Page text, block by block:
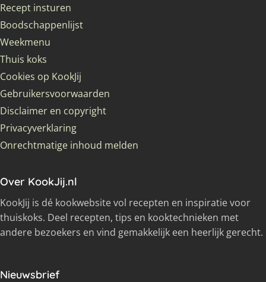
Recept insturen
Boodschappenlijst
Weekmenu
Thuis koks
Cookies op KookJij
Gebruikersvoorwaarden
Disclaimer en copyright
Privacyverklaring
Onrechtmatige inhoud melden
Over KookJij.nl
KookJij is dé kookwebsite vol recepten en inspiratie voor
thuiskoks. Deel recepten, tips en kooktechnieken met
andere bezoekers en vind gemakkelijk een heerlijk gerecht.
Nieuwsbrief